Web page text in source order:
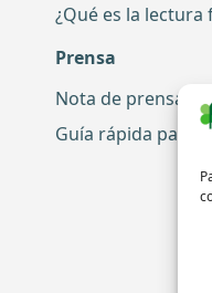
¿Qué es la lectura
Prensa
Nota de prensa
Guía rápida para